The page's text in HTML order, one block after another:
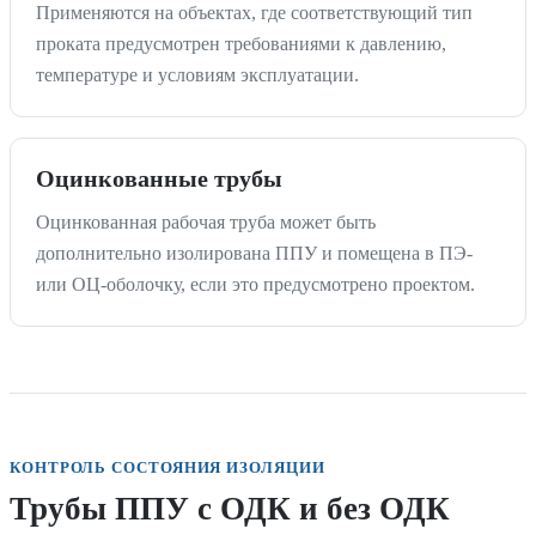
Применяются на объектах, где соответствующий тип
проката предусмотрен требованиями к давлению,
температуре и условиям эксплуатации.
Оцинкованные трубы
Оцинкованная рабочая труба может быть
дополнительно изолирована ППУ и помещена в ПЭ-
или ОЦ-оболочку, если это предусмотрено проектом.
КОНТРОЛЬ СОСТОЯНИЯ ИЗОЛЯЦИИ
Трубы ППУ с ОДК и без ОДК